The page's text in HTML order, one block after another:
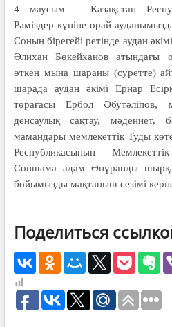
4 маусым – Қазақстан
Рәміздер күніне орай
Соның бірегейі ретінде аудан
Әлихан Бөкейханов атындағы
өткен мына шараны (суретте)
шарада аудан әкімі Ернар
төрағасы Ербол Әбутәліпов,
денсаулық сақтау, мәдениет,
мамандары мемлекеттік Туды
Республикасының
Соншама адам Әнұранды
бойымызды мақтаныш сезімі
Поделиться